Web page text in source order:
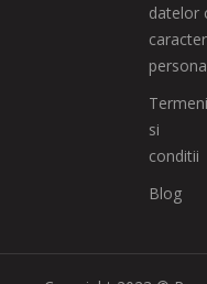
datelor
caracter
Termeni
si
conditii
Blog